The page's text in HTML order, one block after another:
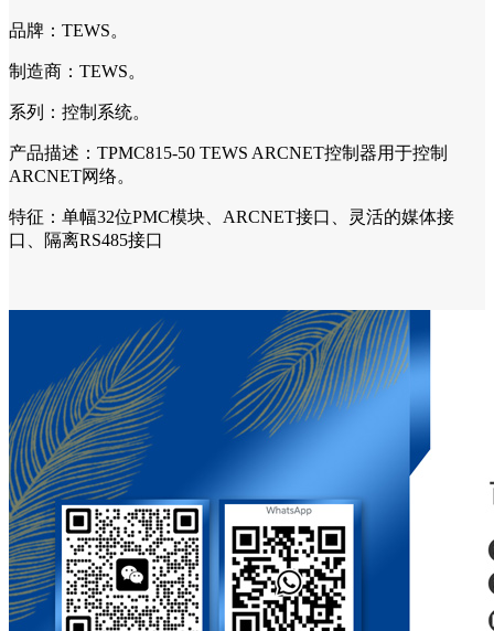
品牌：TEWS。
制造商：TEWS。
系列：控制系统。
产品描述：TPMC815-50 TEWS ARCNET控制器用于控制
ARCNET网络。
特征：单幅32位PMC模块、ARCNET接口、灵活的媒体接
口、隔离RS485接口